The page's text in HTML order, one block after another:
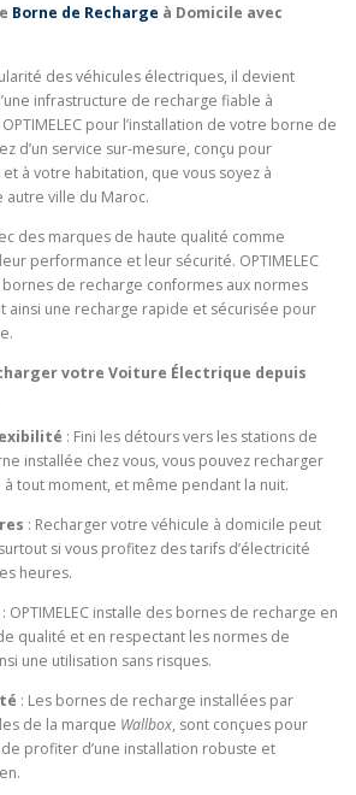
Borne de Recharge à Domicile avec
des véhicules électriques, il devient
infrastructure de recharge fiable à
pour l’installation de votre borne de
d’un service sur-mesure, conçu pour
et à votre habitation, que vous soyez à
autre ville du Maroc.
des marques de haute qualité comme
performance et leur sécurité. OPTIMELEC
bornes de recharge conformes aux normes
ainsi une recharge rapide et sécurisée pour
votre Voiture Électrique depuis
: Fini les détours vers les stations de
installée chez vous, vous pouvez recharger
tout moment, et même pendant la nuit.
: Recharger votre véhicule à domicile peut
si vous profitez des tarifs d’électricité
heures.
: OPTIMELEC installe des bornes de recharge en
qualité et en respectant les normes de
une utilisation sans risques.
: Les bornes de recharge installées par
de la marque Wallbox, sont conçues pour
profiter d’une installation robuste et